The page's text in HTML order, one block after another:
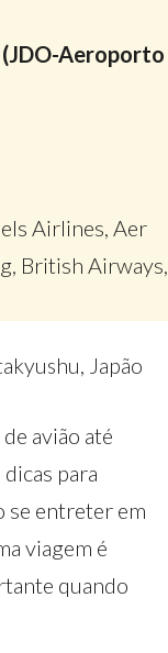
Aeroporto
Airlines, Aer
British Airways,
Japão
avião até
para
se entreter em
viagem é
quando